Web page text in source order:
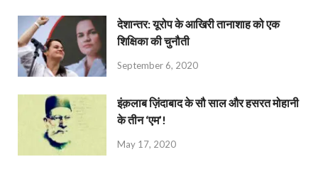
देशान्‍तर: यूरोप के आखिरी तानाशाह को एक
शिक्षिका की चुनौती
September 6, 2020
इंक़लाब ज़िंदाबाद के सौ साल और हसरत मोहानी
के तीन ‘एम’!
May 17, 2020